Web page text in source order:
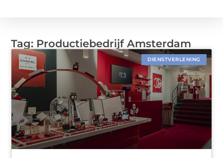
Tag: Productiebedrijf Amsterdam
DIENSTVERLENING